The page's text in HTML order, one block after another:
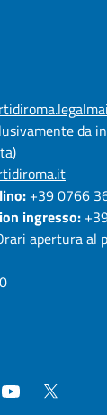
da
+39 0766
ingresso:
apertura al
YouTube